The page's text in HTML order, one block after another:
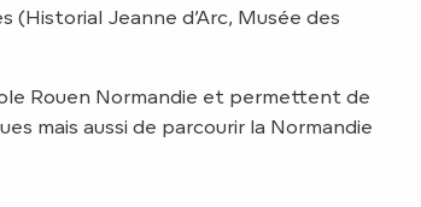
Jeanne d’Arc, Musée des
Rouen Normandie et permettent de
mais aussi de parcourir la Normandie